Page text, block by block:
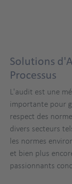
Solutions
Processus
L'audit est une
importante pour
respect des
divers secteurs
les normes
et bien plus
passionnants